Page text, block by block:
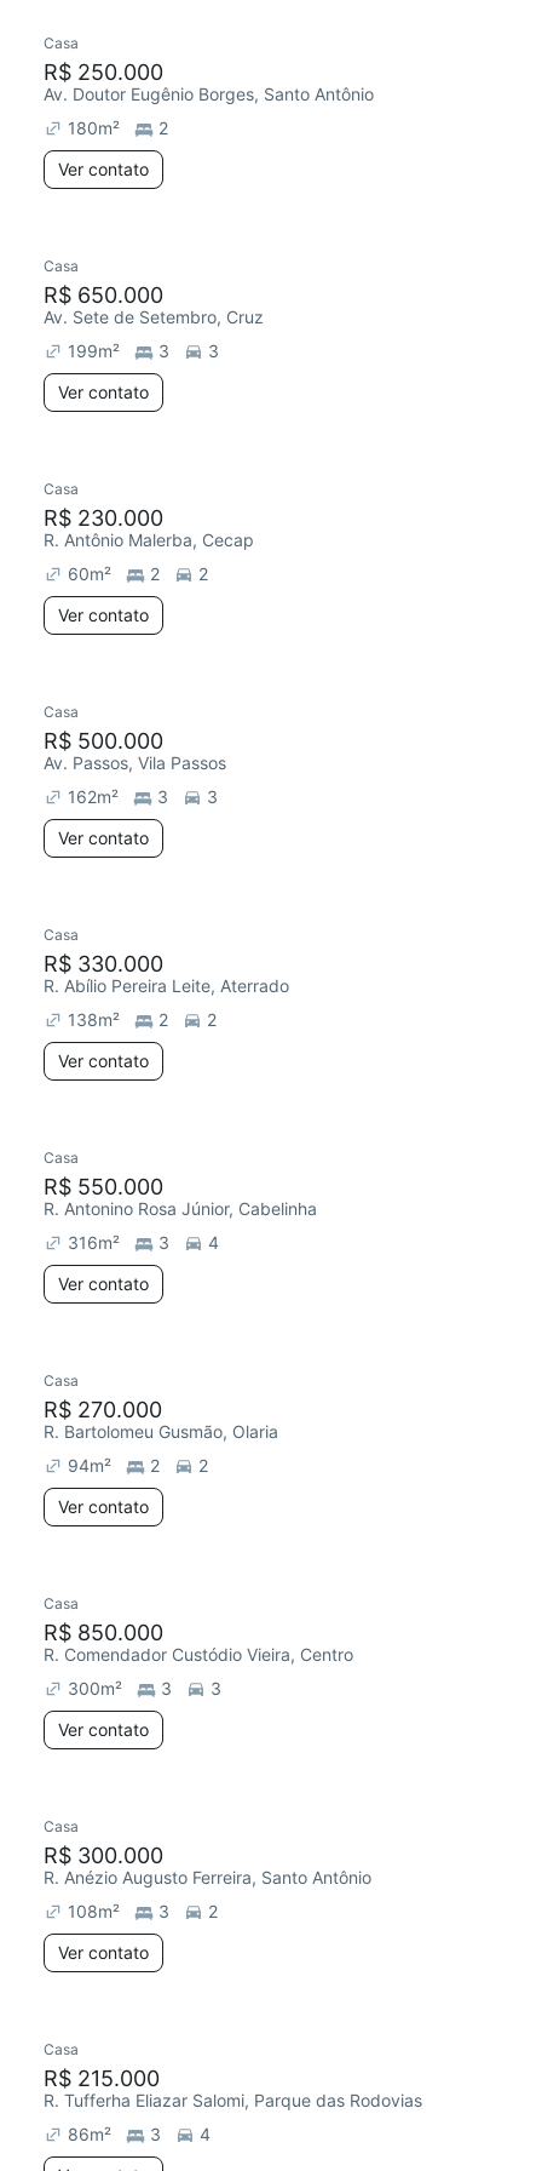
Casa
R$ 250.000
Av. Doutor Eugênio Borges, Santo Antônio
180m²
2
Ver contato
Casa
R$ 650.000
Av. Sete de Setembro, Cruz
199m² 3
3
Ver contato
Casa
R$ 230.000
R. Antônio Malerba, Cecap
60m² 2
2
Ver contato
Casa
R$ 500.000
Av. Passos, Vila Passos
162m² 3
3
Ver contato
Casa
R$ 330.000
R. Abílio Pereira Leite, Aterrado
138m² 2
2
Ver contato
Casa
R$ 550.000
R. Antonino Rosa Júnior, Cabelinha
316m² 3
4
Ver contato
Casa
R$ 270.000
R. Bartolomeu Gusmão, Olaria
94m² 2
2
Ver contato
Casa
R$ 850.000
R. Comendador Custódio Vieira, Centro
300m² 3
3
Ver contato
Casa
R$ 300.000
R. Anézio Augusto Ferreira, Santo Antônio
108m² 3
2
Ver contato
Casa
R$ 215.000
R. Tufferha Eliazar Salomi, Parque das Rodovias
86m² 3
4